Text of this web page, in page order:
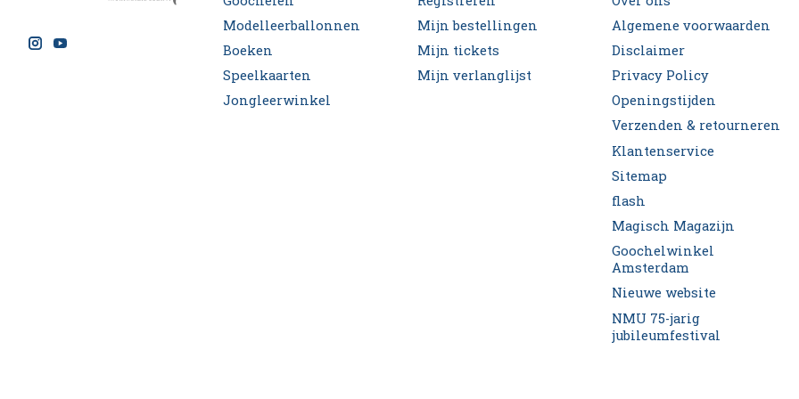
Modelleerballonnen
Boeken
Speelkaarten
Jongleerwinkel
Mijn bestellingen
Mijn tickets
Mijn verlanglijst
Algemene voorwaarden
Disclaimer
Privacy Policy
Openingstijden
Verzenden & retourneren
Klantenservice
Sitemap
flash
Magisch Magazijn
Goochelwinkel
Amsterdam
Nieuwe website
NMU 75-jarig
jubileumfestival